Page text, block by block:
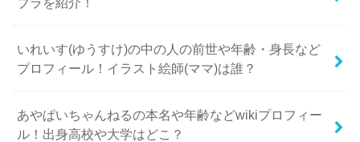
いれいす(ゆうすけ)の中の人の前世や年齢・身長など
プロフィール！イラスト絵師(ママ)は誰？
あやぱいちゃんねるの本名や年齢などwikiプロフィー
ル！出身高校や大学はどこ？